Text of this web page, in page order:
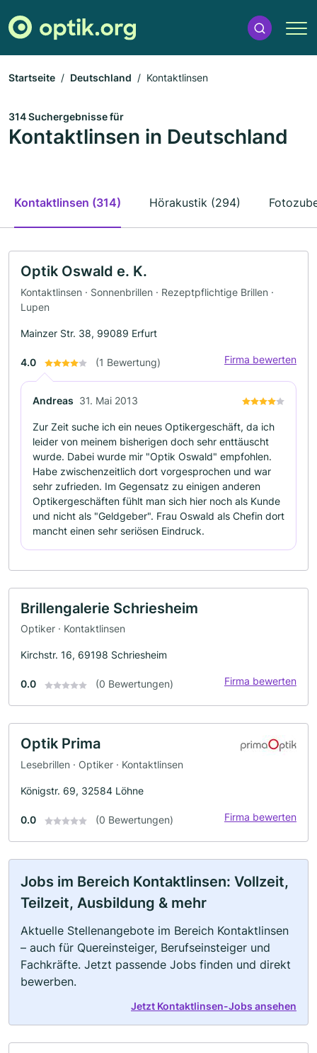
Startseite Deutschland Kontaktlinsen
314 Suchergebnisse für
Kontaktlinsen in Deutschland
Kontaktlinsen (314) Hörakustik (294)
Optik Oswald e. K.
Kontaktlinsen · Sonnenbrillen · Rezeptpflichtige Brillen ·
Lupen
Mainzer Str. 38, 99089 Erfurt
4.0 (1 Bewertung) Firma bewerten
Andreas 31. Mai 2013
Zur Zeit suche ich ein neues Optikergeschäft, da ich
leider von meinem bisherigen doch sehr enttäuscht
wurde. Dabei wurde mir "Optik Oswald" empfohlen.
Habe zwischenzeitlich dort vorgesprochen und war
sehr zufrieden. Im Gegensatz zu einigen anderen
Optikergeschäften fühlt man sich hier noch als Kunde
und nicht als "Geldgeber". Frau Oswald als Chefin dort
mancht einen sehr seriösen Eindruck.
Brillengalerie Schriesheim
Optiker · Kontaktlinsen
Kirchstr. 16, 69198 Schriesheim
0.0 (0 Bewertungen) Firma bewerten
Optik Prima
Lesebrillen · Optiker · Kontaktlinsen
Königstr. 69, 32584 Löhne
0.0 (0 Bewertungen) Firma bewerten
Jobs im Bereich Kontaktlinsen: Vollzeit,
Teilzeit, Ausbildung & mehr
Aktuelle Stellenangebote im Bereich Kontaktlinsen
– auch für Quereinsteiger, Berufseinsteiger und
Fachkräfte. Jetzt passende Jobs finden und direkt
bewerben.
Jetzt Kontaktlinsen-Jobs ansehen